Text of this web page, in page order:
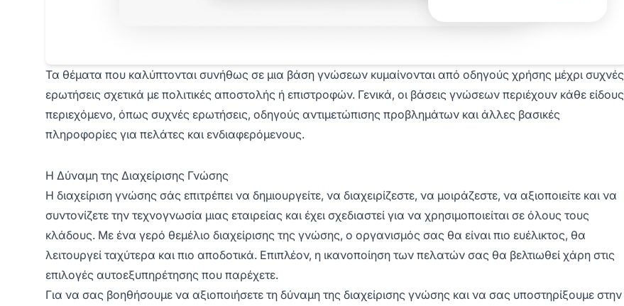
Τα θέματα που καλύπτονται συνήθως σε μια βάση γνώσεων κυμαίνονται από οδηγούς χρήσης μέχρι συχνές
ερωτήσεις σχετικά με πολιτικές αποστολής ή επιστροφών. Γενικά, οι βάσεις γνώσεων περιέχουν κάθε είδους
περιεχόμενο, όπως συχνές ερωτήσεις, οδηγούς αντιμετώπισης προβλημάτων και άλλες βασικές
πληροφορίες για πελάτες και ενδιαφερόμενους.
Η Δύναμη της Διαχείρισης Γνώσης
Η διαχείριση γνώσης σάς επιτρέπει να δημιουργείτε, να διαχειρίζεστε, να μοιράζεστε, να αξιοποιείτε και να
συντονίζετε την τεχνογνωσία μιας εταιρείας και έχει σχεδιαστεί για να χρησιμοποιείται σε όλους τους
κλάδους. Με ένα γερό θεμέλιο διαχείρισης της γνώσης, ο οργανισμός σας θα είναι πιο ευέλικτος, θα
λειτουργεί ταχύτερα και πιο αποδοτικά. Επιπλέον, η ικανοποίηση των πελατών σας θα βελτιωθεί χάρη στις
επιλογές αυτοεξυπηρέτησης που παρέχετε.
Για να σας βοηθήσουμε να αξιοποιήσετε τη δύναμη της διαχείρισης γνώσης και να σας υποστηρίξουμε στην